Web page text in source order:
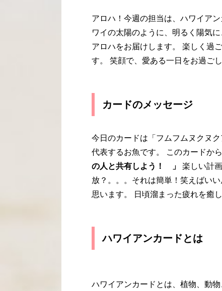
アロハ！今週の担当は、ハワイア
ワイの太陽のように、明るく陽気
アロハをお届けします。 楽しく過
す。 笑顔で、愛ある一日をお過ご
カードのメッセージ
今日のカードは「フムフムヌクヌ
代表するお魚です。 このカードか
の人と共有しよう！ 」
楽しい計
放？。。。それは簡単！笑えばい
思います。 日頃溜まった疲れを癒
ハワイアンカードとは
ハワイアンカードとは、植物、動